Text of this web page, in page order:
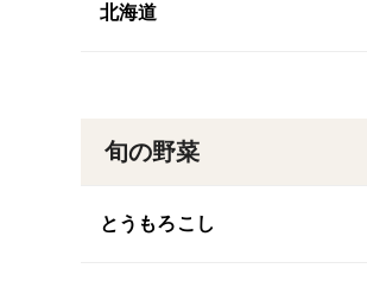
北海道
旬の野菜
とうもろこし